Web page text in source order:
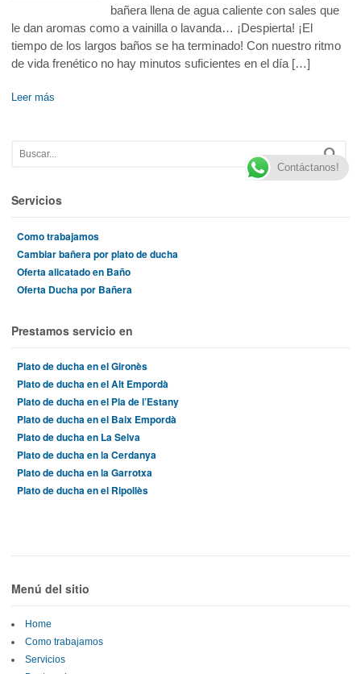
bañera llena de agua caliente con sales que
le dan aromas como a vainilla o lavanda… ¡Despierta! ¡El
tiempo de los largos baños se ha terminado! Con nuestro ritmo
de vida frenético no hay minutos suficientes en el día […]
Leer más
Servicios
Como trabajamos
Cambiar bañera por plato de ducha
Oferta alicatado en Baño
Oferta Ducha por Bañera
Prestamos servicio en
Plato de ducha en el Gironès
Plato de ducha en el Alt Empordà
Plato de ducha en el Pla de l’Estany
Plato de ducha en el Baix Empordà
Plato de ducha en La Selva
Plato de ducha en la Cerdanya
Plato de ducha en la Garrotxa
Plato de ducha en el Ripollès
Menú del sitio
Home
Como trabajamos
Servicios
Contáctanos!